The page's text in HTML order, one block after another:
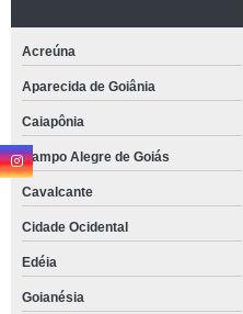
Acreúna
Aparecida de Goiânia
Caiapônia
Campo Alegre de Goiás
Cavalcante
Cidade Ocidental
Edéia
Goianésia